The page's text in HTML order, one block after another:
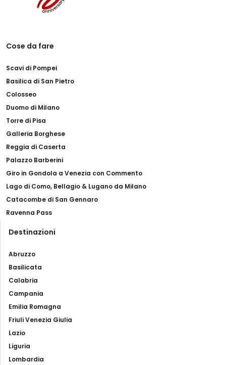
Cose da fare
Scavi di Pompei
Basilica di San Pietro
Colosseo
Duomo di Milano
Torre di Pisa
Galleria Borghese
Reggia di Caserta
Palazzo Barberini
Giro in Gondola a Venezia con Commento
Lago di Como, Bellagio & Lugano da Milano
Catacombe di San Gennaro
Ravenna Pass
Destinazioni
Abruzzo
Basilicata
Calabria
Campania
Emilia Romagna
Friuli Venezia Giulia
Lazio
Liguria
Lombardia